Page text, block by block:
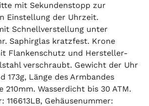
mit Sekundenstopp zur
Einstellung der Uhrzeit.
Schnellverstellung unter
Saphirglas kratzfest. Krone
Flankenschutz und Hersteller-
verschraubt. Gewicht der Uhr
173g, Länge des Armbandes
210mm. Wasserdicht bis 30 ATM.
116613LB, Gehäusenummer: